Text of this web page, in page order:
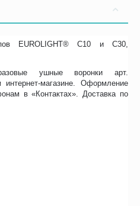
EUROLIGHT® C10 и С30,
ушные воронки арт.
магазине. Оформление
в «Контактах». Доставка по